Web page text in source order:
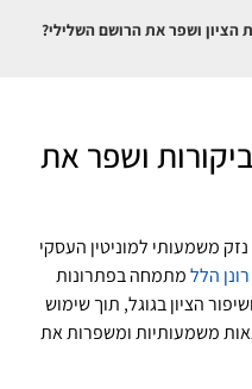
הציון ושפר את הרושם השלילי?
ושפר את
משמעותי למוניטין העסקי
רונן הללמתמחה בפתרונות
הציון בגוגל, תוך שימוש
משמעותיות ומשפרות את